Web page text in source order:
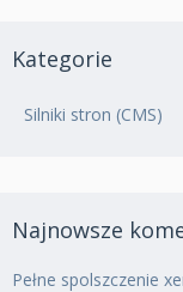
Kategorie
Silniki stron (CMS)
Najnowsze
Pełne spolszczenie